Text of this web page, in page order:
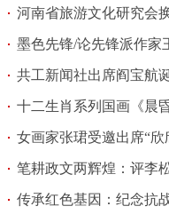
河南省旅游文化研究会
墨色先锋/论先锋派作家
共工新闻社出席阎宝航
13:00)
十二生肖系列国画《晨
(2025.09.27 12:57)
女画家张珺受邀出席“
采(2025.09.19 02:06)
笔耕政文两辉煌：评李
传承红色基因：纪念抗